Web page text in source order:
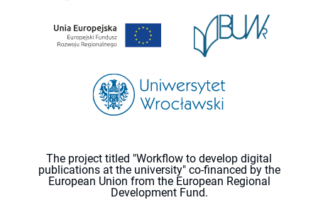
The project titled "Workflow to develop digital
publications at the university" co-financed by the
European Union from the European Regional
Development Fund.